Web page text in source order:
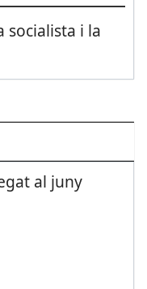
socialista i la